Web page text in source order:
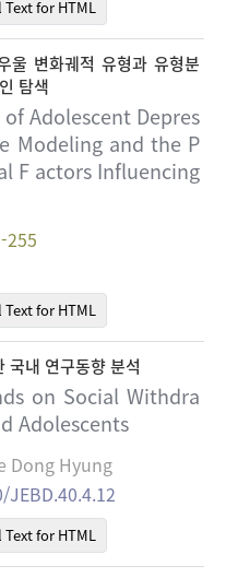
Text for HTML
울 변화궤적 유형과 유형분
탐색
Adolescent Depres
Modeling and the P
F actors Influencing
255
Text for HTML
국내 연구동향 분석
on Social Withdra
Adolescents
Dong Hyung
JEBD.40.4.12
Text for HTML